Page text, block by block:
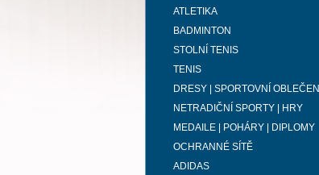
ATLETIKA
BADMINTON
STOLNÍ TENIS
TENIS
DRESY | SPORTOVNÍ OBLEČENÍ
NETRADIČNÍ SPORTY | HRY
MEDAILE | POHÁRY | DIPLOMY
OCHRANNÉ SÍTĚ
ADIDAS